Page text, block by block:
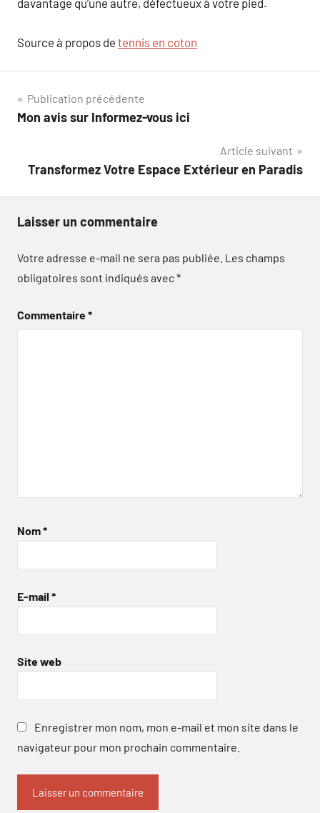
davantage qu’une autre, défectueux à votre pied.
Source à propos de tennis en coton
Navigation
de
Publication précédente
Mon avis sur Informez-vous ici
Article suivant
Transformez Votre Espace Extérieur en Paradis
Laisser un commentaire
Votre adresse e-mail ne sera pas publiée. Les champs
obligatoires sont indiqués avec*
Commentaire*
Nom*
E-mail *
Site web
Enregistrer mon nom, mon e-mail et mon site dans le
navigateur pour mon prochain commentaire.